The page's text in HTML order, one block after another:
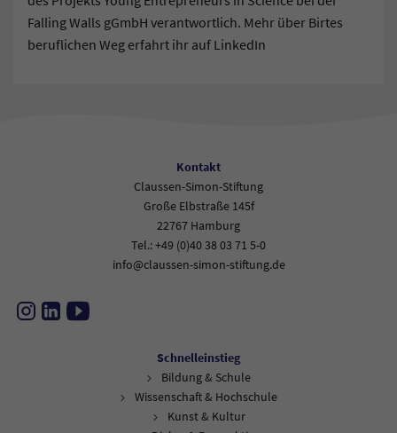
Falling Walls gGmbH verantwortlich. Mehr über Birtes
beruflichen Weg erfahrt ihr auf LinkedIn
Kontakt
Claussen-Simon-Stiftung
Große Elbstraße 145f
22767 Hamburg
Tel.: +49 (0)40 38 03 71 5-0
info@claussen-simon-stiftung.de
Schnelleinstieg
Bildung & Schule
Wissenschaft & Hochschule
Kunst & Kultur